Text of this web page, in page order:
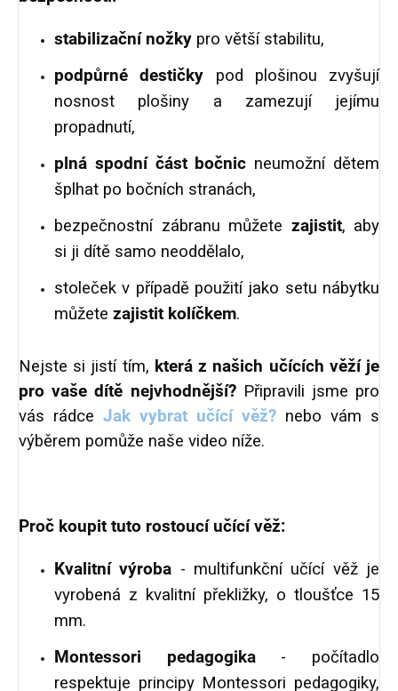
stabilizační nožky pro větší stabilitu,
podpůrné destičky pod plošinou zvyšují
nosnost plošiny a zamezují jejímu
propadnutí,
plná spodní část bočnic neumožní dětem
šplhat po bočních stranách,
bezpečnostní zábranu můžete zajistit, aby
si ji dítě samo neoddělalo,
stoleček v případě použití jako setu nábytku
můžete zajistit kolíčkem.
Nejste si jistí tím, která z našich učících věží je
pro vaše dítě nejvhodnější?Připravili jsme pro
vás rádce Jak vybrat učící věž? nebo vám s
výběrem pomůže naše video níže.
Proč koupit tuto rostoucí učící věž:
Kvalitní výroba - multifunkční učící věž je
vyrobená z kvalitní překližky, o tloušťce 15
mm.
Montessori pedagogika- počítadlo
respektuje principy Montessori pedagogiky,